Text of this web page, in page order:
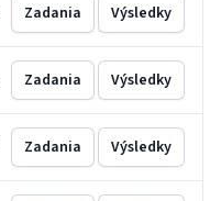
Zadania Výsledky
Zadania Výsledky
Zadania Výsledky